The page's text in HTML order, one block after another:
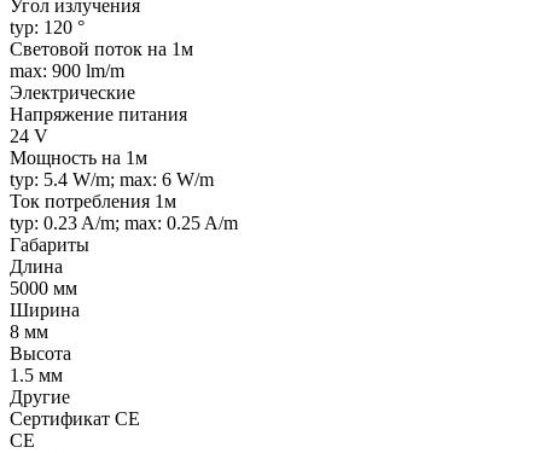
Угол излучения
typ: 120 °
Световой поток на 1м
max: 900 lm/m
Электрические
Напряжение питания
24 V
Мощность на 1м
typ: 5.4 W/m; max: 6 W/m
Ток потребления 1м
typ: 0.23 A/m; max: 0.25 A/m
Габариты
Длина
5000 мм
Ширина
8 мм
Высота
1.5 мм
Другие
Сертификат CE
CE